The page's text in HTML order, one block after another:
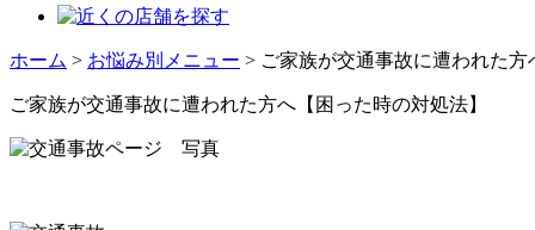
ホーム > お悩み別メニュー > ご家族が交通事故に遭われた
ご家族が交通事故に遭われた方へ【困った時の対処法】